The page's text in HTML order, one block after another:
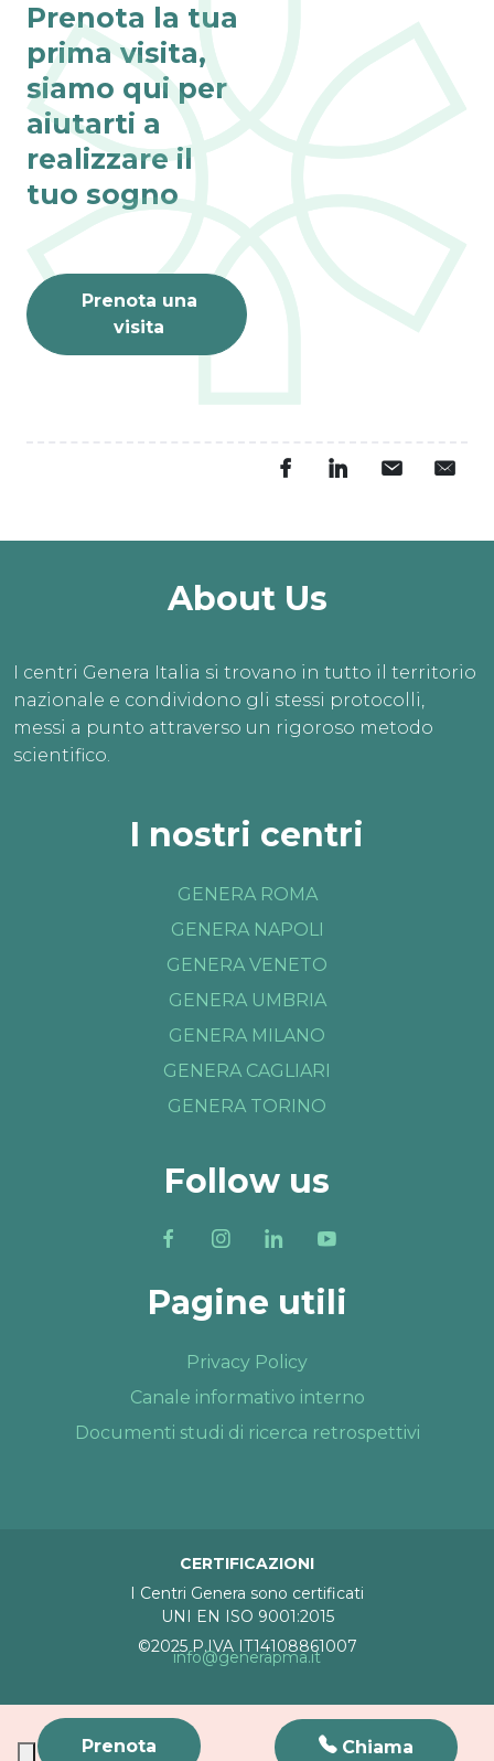
Prenota la tua
prima visita,
siamo qui per
aiutarti a
realizzare il
tuo sogno
Prenota una
visita
About Us
I centri Genera Italia si trovano in tutto il territorio
nazionale e condividono gli stessi protocolli,
messi a punto attraverso un rigoroso metodo
scientifico.
I nostri centri
GENERA ROMA
GENERA NAPOLI
GENERA VENETO
GENERA UMBRIA
GENERA MILANO
GENERA CAGLIARI
GENERA TORINO
Follow us
Pagine utili
Privacy Policy
Canale informativo interno
Documenti studi di ricerca retrospettivi
CERTIFICAZIONI
I Centri Genera sono certificati
UNI EN ISO 9001:2015
©2025 P.IVA IT14108861007
info@generapma.it
Prenota
VISITE ONLINE
GRATIS
L’estate è il momento
perfetto per dar vita ai
PRENOTA ORA
Fino al 31 agosto